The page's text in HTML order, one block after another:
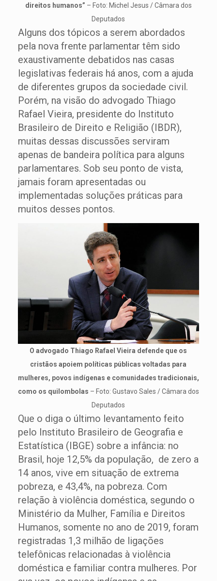
direitos humanos” – Foto: Michel Jesus / Câmara dos
Deputados
Alguns dos tópicos a serem abordados
pela nova frente parlamentar têm sido
exaustivamente debatidos nas casas
legislativas federais há anos, com a ajuda
de diferentes grupos da sociedade civil.
Porém, na visão do advogado Thiago
Rafael Vieira, presidente do Instituto
Brasileiro de Direito e Religião (IBDR),
muitas dessas discussões serviram
apenas de bandeira política para alguns
parlamentares. Sob seu ponto de vista,
jamais foram apresentadas ou
implementadas soluções práticas para
muitos desses pontos.
O advogado Thiago Rafael Vieira defende que os
cristãos apoiem políticas públicas voltadas para
mulheres, povos indígenas e comunidades tradicionais,
como os quilombolas – Foto: Gustavo Sales / Câmara dos
Deputados
Que o diga o último levantamento feito
pelo Instituto Brasileiro de Geografia e
Estatística (IBGE) sobre a infância: no
Brasil, hoje 12,5% da população, de zero a
14 anos, vive em situação de extrema
pobreza, e 43,4%, na pobreza. Com
relação à violência doméstica, segundo o
Ministério da Mulher, Família e Direitos
Humanos, somente no ano de 2019, foram
registradas 1,3 milhão de ligações
telefônicas relacionadas à violência
doméstica e familiar contra mulheres. Por